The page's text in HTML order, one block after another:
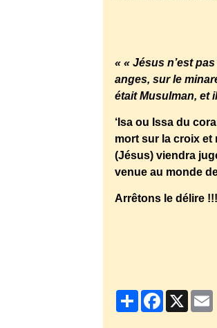
« « Jésus n’est
anges, sur le
était Musulman, et
‘Isa ou Issa du
mort sur la croix et
(Jésus) viendra
venue au monde
Arrêtons le délire
PartagerFacebook
X